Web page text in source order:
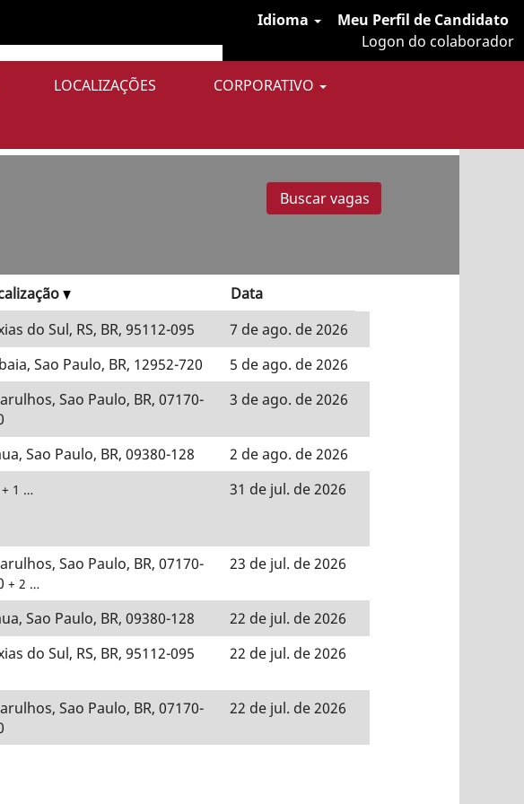
Idioma
Meu Perfil de Candidato
Logon do colaborador
LOCALIZAÇÕES
CORPORATIVO
para sua conveniência.
Data
do Sul, RS, BR, 95112-095
7 de ago. de 2026
Sao Paulo, BR, 12952-720
5 de ago. de 2026
Sao Paulo, BR, 07170-
3 de ago. de 2026
Sao Paulo, BR, 09380-128
2 de ago. de 2026
+ 1 … 31 de jul. de 2026
Sao Paulo, BR, 07170-
+ 2 …
23 de jul. de 2026
Sao Paulo, BR, 09380-128
22 de jul. de 2026
do Sul, RS, BR, 95112-095 22 de jul. de 2026
Sao Paulo, BR, 07170-
22 de jul. de 2026